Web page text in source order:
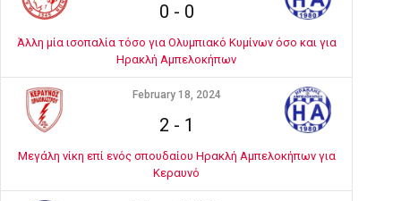
0 - 0
Άλλη μία ισοπαλία τόσο για Ολυμπιακό Κυμίνων όσο και για
Ηρακλή Αμπελοκήπων
February 18, 2024
2 - 1
Μεγάλη νίκη επί ενός σπουδαίου Ηρακλή Αμπελοκήπων για
Κεραυνό